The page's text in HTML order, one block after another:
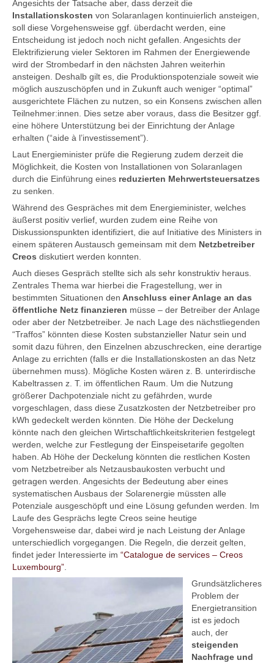
Angesichts der Tatsache aber, dass derzeit die
Installationskosten von Solaranlagen kontinuierlich ansteigen,
soll diese Vorgehensweise ggf. überdacht werden, eine
Entscheidung ist jedoch noch nicht gefallen. Angesichts der
Elektrifizierung vieler Sektoren im Rahmen der Energiewende
wird der Strombedarf in den nächsten Jahren weiterhin
ansteigen. Deshalb gilt es, die Produktionspotenziale soweit wie
möglich auszuschöpfen und in Zukunft auch weniger “optimal”
ausgerichtete Flächen zu nutzen, so ein Konsens zwischen allen
Teilnehmer:innen. Dies setze aber voraus, dass die Besitzer ggf.
eine höhere Unterstützung bei der Einrichtung der Anlage
erhalten (“aide à l’investissement”).
Laut Energieminister prüfe die Regierung zudem derzeit die
Möglichkeit, die Kosten von Installationen von Solaranlagen
durch die Einführung eines reduzierten Mehrwertsteuersatzes
zu senken.
Während des Gespräches mit dem Energieminister, welches
äußerst positiv verlief, wurden zudem eine Reihe von
Diskussionspunkten identifiziert, die auf Initiative des Ministers in
einem späteren Austausch gemeinsam mit dem Netzbetreiber
Creos diskutiert werden konnten.
Auch dieses Gespräch stellte sich als sehr konstruktiv heraus.
Zentrales Thema war hierbei die Fragestellung, wer in
bestimmten Situationen den Anschluss einer Anlage an das
öffentliche Netz finanzieren müsse – der Betreiber der Anlage
oder aber der Netzbetreiber. Je nach Lage des nächstliegenden
“Traffos” könnten diese Kosten substanzieller Natur sein und
somit dazu führen, den Einzelnen abzuschrecken, eine derartige
Anlage zu errichten (falls er die Installationskosten an das Netz
übernehmen muss). Mögliche Kosten wären z. B. unterirdische
Kabeltrassen z. T. im öffentlichen Raum. Um die Nutzung
größerer Dachpotenziale nicht zu gefährden, wurde
vorgeschlagen, dass diese Zusatzkosten der Netzbetreiber pro
kWh gedeckelt werden könnten. Die Höhe der Deckelung
könnte nach den gleichen Wirtschaftlichkeitskriterien festgelegt
werden, welche zur Festlegung der Einspeisetarife gegolten
haben. Ab Höhe der Deckelung könnten die restlichen Kosten
vom Netzbetreiber als Netzausbaukosten verbucht und
getragen werden. Angesichts der Bedeutung aber eines
systematischen Ausbaus der Solarenergie müssten alle
Potenziale ausgeschöpft und eine Lösung gefunden werden. Im
Laufe des Gesprächs legte Creos seine heutige
Vorgehensweise dar, dabei wird je nach Leistung der Anlage
unterschiedlich vorgegangen. Die Regeln, die derzeit gelten,
findet jeder Interessierte im “Catalogue de services – Creos
Luxembourg”
Grundsätzlicheres
Problem der
Energietransition
ist es jedoch
auch, der
steigenden
Nachfrage und